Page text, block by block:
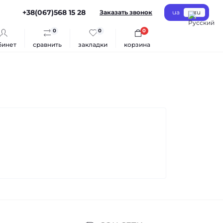
+38(067)568 15 28 Заказать звонок ua ru
сравнить
0
закладки
0
корзина
0